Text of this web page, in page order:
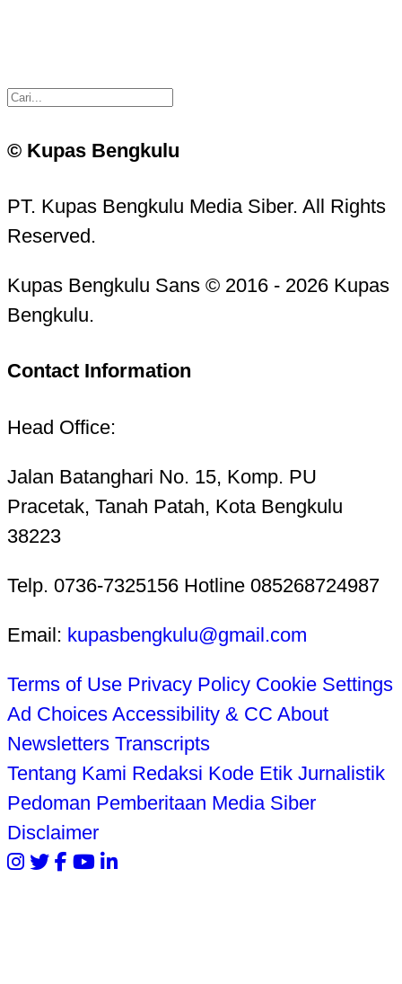
© Kupas Bengkulu
PT. Kupas Bengkulu Media Siber. All Rights
Reserved.
Kupas Bengkulu Sans © 2016 - 2026 Kupas
Bengkulu.
Contact Information
Head Office:
Jalan Batanghari No. 15, Komp. PU
Pracetak, Tanah Patah, Kota Bengkulu
38223
Telp. 0736-7325156 Hotline 085268724987
Email: kupasbengkulu@gmail.com
Terms of Use Privacy Policy Cookie Settings
Ad Choices Accessibility & CC About
Newsletters Transcripts
Tentang Kami Redaksi Kode Etik Jurnalistik
Pedoman Pemberitaan Media Siber
Disclaimer